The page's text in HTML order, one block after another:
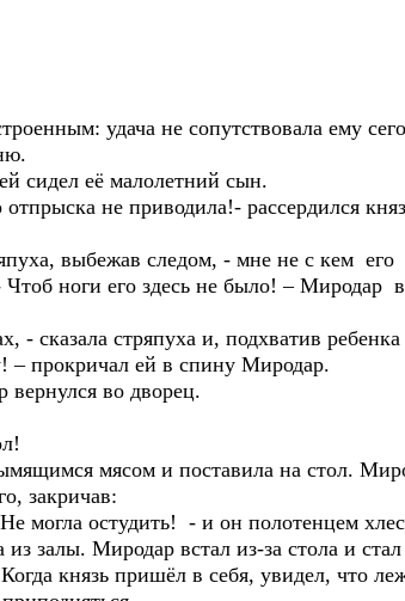
удача не сопутствовала ему
сидел её малолетний сын.
не приводила!- рассердился
выбежав следом, - мне не с кем его
ноги его здесь не было! – Миродар
- сказала стряпуха и, подхватив
– прокричал ей в спину Миродар.
во дворец.
мясом и поставила на стол.
закричав:
могла остудить! - и он полотенцем
Миродар встал из-за стола и стал
князь пришёл в себя, увидел, что